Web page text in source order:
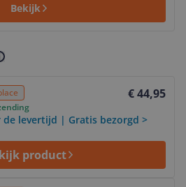
Bekijk
€ 44,95
de levertijd | Gratis bezorgd >
product